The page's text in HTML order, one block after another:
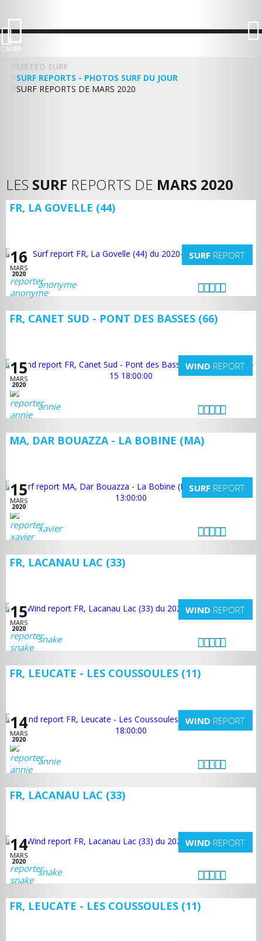
SURF
MÉTÉO SURF
SURF REPORTS - PHOTOS SURF DU JOUR
SURF REPORTS DE MARS 2020
LES SURF REPORTS DE MARS 2020
FR, LA GOVELLE (44)
16
MARS
2020
SURF REPORT
anonyme
FR, CANET SUD - PONT DES BASSES (66)
15
MARS
2020
WIND REPORT
annie
MA, DAR BOUAZZA - LA BOBINE (MA)
15
MARS
2020
SURF REPORT
xavier
FR, LACANAU LAC (33)
15
MARS
2020
WIND REPORT
snake
FR, LEUCATE - LES COUSSOULES (11)
14
MARS
2020
WIND REPORT
annie
FR, LACANAU LAC (33)
14
MARS
2020
WIND REPORT
snake
FR, LEUCATE - LES COUSSOULES (11)